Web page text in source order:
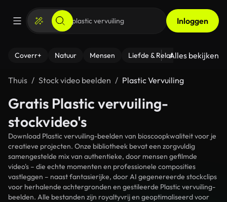
Inloggen
Coverr+ Natuur Mensen Liefde & Relaties - Fitness
Alles bekijken
Thuis Stock video beelden Plastic Vervuiling
Gratis Plastic vervuiling-
stockvideo's
Download Plastic vervuiling-beelden van bioscoopkwaliteit voor je
creatieve projecten. Onze bibliotheek bevat een zorgvuldig
samengestelde mix van authentieke, door mensen gefilmde
video's – die echte momenten en professionele composities
vastleggen – naast fantasierijke, door AI gegenereerde stockclips
voor herhalende achtergronden en gestileerde Plastic vervuiling-
beelden. Alle bestanden zijn royaltyvrij en geoptimaliseerd voor